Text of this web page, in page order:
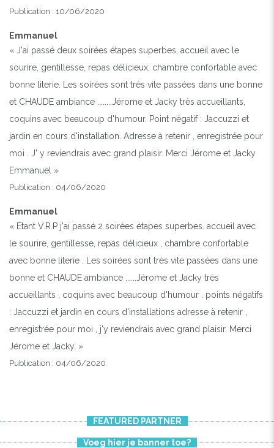
Publication : 10/06/2020
Emmanuel
« J'ai passé deux soirées étapes superbes, accueil avec le
sourire, gentillesse, repas délicieux, chambre confortable avec
bonne literie. Les soirées sont très vite passées dans une bonne
et CHAUDE ambiance ........Jérome et Jacky très accueillants,
coquins avec beaucoup d'humour. Point négatif : Jaccuzzi et
jardin en cours d'installation. Adresse à retenir , enregistrée pour
moi . J' y reviendrais avec grand plaisir. Merci Jérome et Jacky
Emmanuel »
Publication : 04/06/2020
Emmanuel
« Etant V.R.P j'ai passé 2 soirées étapes superbes. accueil avec
le sourire, gentillesse, repas délicieux , chambre confortable
avec bonne literie . Les soirées sont très vite passées dans une
bonne et CHAUDE ambiance ......Jérome et Jacky très
accueillants , coquins avec beaucoup d'humour . points négatifs
: Jaccuzzi et jardin en cours d'installations adresse à retenir ,
enregistrée pour moi , j'y reviendrais avec grand plaisir. Merci
Jérome et Jacky. »
Publication : 04/06/2020
FEATURED PARTNER
Voeg hier je banner toe?